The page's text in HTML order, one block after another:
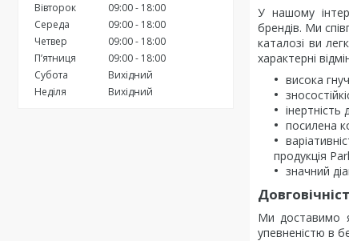
Вівторок
09:00
18:00
Середа
09:00
18:00
Четвер
09:00
18:00
Пʼятниця
09:00
18:00
Субота
Вихідний
Неділя
Вихідний
У нашому
брендів. Ми
каталозі ви
характерні
висока
посилена
продукція
значний
Ми доставимо
упевненістю в